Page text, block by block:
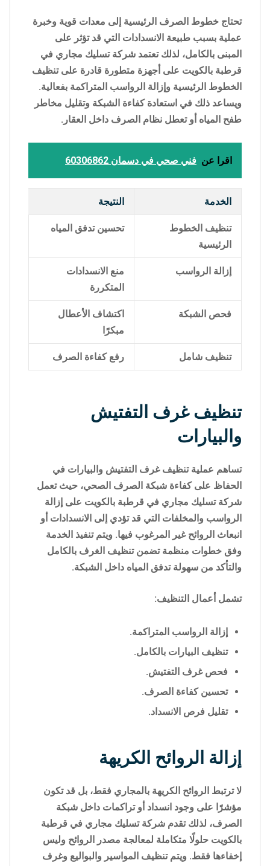
تحتاج خطوط الصرف الرئيسية إلى معدات قوية وخبرة
عملية بسبب طبيعة الانسدادات التي قد تؤثر على
المبنى بالكامل، لذلك تعتمد شركة تسليك مجاري في
قرطبة بالكويت على أجهزة متطورة قادرة على تنظيف
الخطوط الرئيسية وإزالة الرواسب المتراكمة بفعالية.
ويساعد ذلك في استعادة كفاءة الشبكة وتقليل مخاطر
طفح المياه أو تعطل نظام الصرف داخل العقار.
اقرا عن فني صحي في دسمان 60306862
الخدمة النتيجة
تنظيف الخطوط
الرئيسية
تحسين تدفق المياه
إزالة الرواسب
منع الانسدادات
المتكررة
فحص الشبكة
اكتشاف الأعطال
مبكرًا
تنظيف شامل رفع كفاءة الصرف
تنظيف غرف التفتيش
والبيارات
تساهم عملية تنظيف غرف التفتيش والبيارات في
الحفاظ على كفاءة شبكة الصرف الصحي، حيث تعمل
شركة تسليك مجاري في قرطبة بالكويت على إزالة
الرواسب والمخلفات التي قد تؤدي إلى الانسدادات أو
انبعاث الروائح غير المرغوب فيها. ويتم تنفيذ الخدمة
وفق خطوات منظمة تضمن تنظيف الغرف بالكامل
والتأكد من سهولة تدفق المياه داخل الشبكة.
تشمل أعمال التنظيف:
إزالة الرواسب المتراكمة.
تنظيف البيارات بالكامل.
فحص غرف التفتيش.
تحسين كفاءة الصرف.
تقليل فرص الانسداد.
إزالة الروائح الكريهة
لا ترتبط الروائح الكريهة بالمجاري فقط، بل قد تكون
مؤشرًا على وجود انسداد أو تراكمات داخل شبكة
الصرف، لذلك تقدم شركة تسليك مجاري في قرطبة
بالكويت حلولًا متكاملة لمعالجة مصدر الروائح وليس
إخفاءها فقط. ويتم تنظيف المواسير والبواليع وغرف